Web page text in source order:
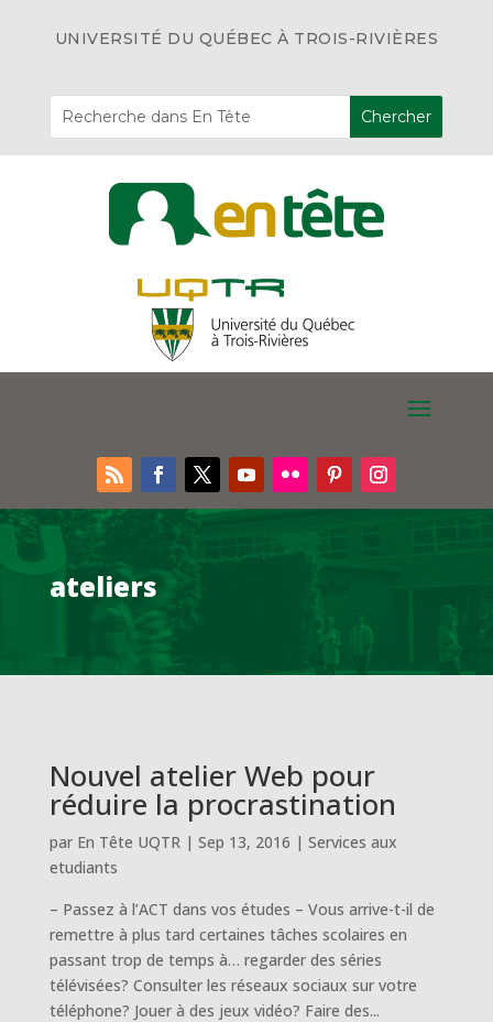
UNIVERSITÉ DU QUÉBEC À TROIS-RIVIÈRES
ateliers
Nouvel atelier Web pour
réduire la procrastination
par En Tête UQTR| Sep 13, 2016 | Services aux
etudiants
– Passez à l’ACT dans vos études – Vous arrive-t-il de
remettre à plus tard certaines tâches scolaires en
passant trop de temps à… regarder des séries
télévisées? Consulter les réseaux sociaux sur votre
téléphone? Jouer à des jeux vidéo? Faire des...